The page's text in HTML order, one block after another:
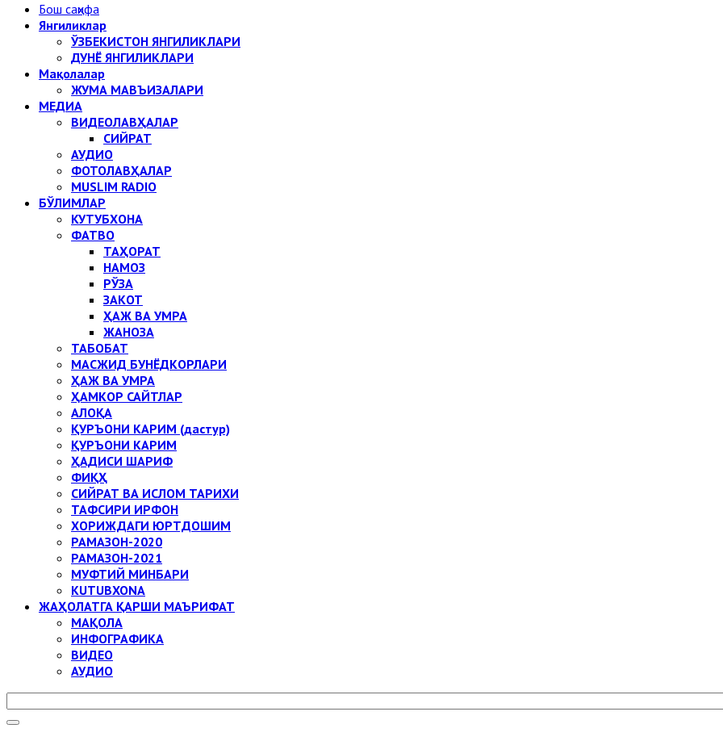
Бош саҳифа
Янгиликлар
ЎЗБЕКИСТОН ЯНГИЛИКЛАРИ
ДУНЁ ЯНГИЛИКЛАРИ
Мақолалар
ЖУМА МАВЪИЗАЛАРИ
МЕДИА
ВИДЕОЛАВҲАЛАР
СИЙРАТ
АУДИО
ФОТОЛАВҲАЛАР
MUSLIM RADIO
БЎЛИМЛАР
КУТУБХОНА
ФАТВО
ТАҲОРАТ
НАМОЗ
РЎЗА
ЗАКОТ
ҲАЖ ВА УМРА
ЖАНОЗА
ТАБОБАТ
МАСЖИД БУНЁДКОРЛАРИ
ҲАЖ ВА УМРА
ҲАМКОР САЙТЛАР
АЛОҚА
ҚУРЪОНИ КАРИМ (дастур)
ҚУРЪОНИ КАРИМ
ҲАДИСИ ШАРИФ
ФИҚҲ
СИЙРАТ ВА ИСЛОМ ТАРИХИ
ТАФСИРИ ИРФОН
ХОРИЖДАГИ ЮРТДОШИМ
РАМАЗОН-2020
РАМАЗОН-2021
МУФТИЙ МИНБАРИ
KUTUBXONA
ЖАҲОЛАТГА ҚАРШИ МАЪРИФАТ
МАҚОЛА
ИНФОГРАФИКА
ВИДЕО
АУДИО